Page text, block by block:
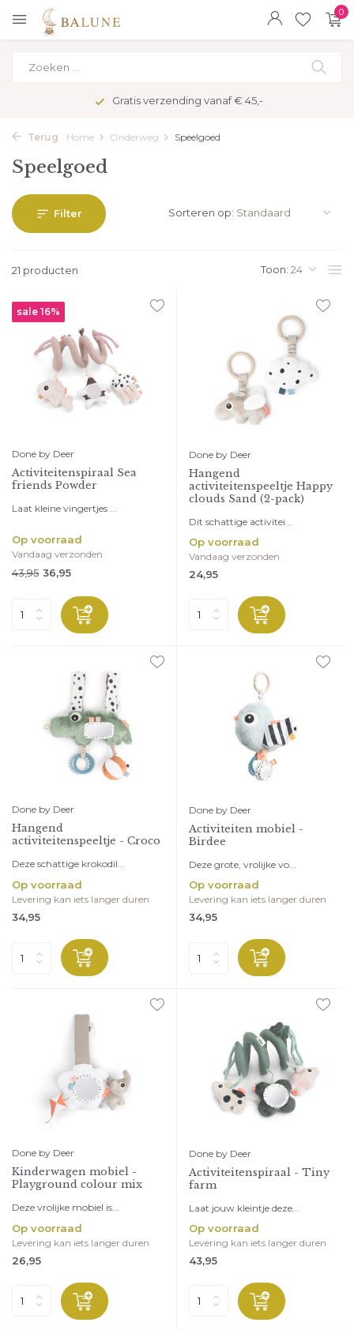
0
Veilig betalen met kopersbescherming
Terug Home Onderweg Speelgoed
Speelgoed
Filter
21 producten Toon:
Sorteren op:
sale 16%
Done by Deer
Activiteitenspiraal Sea
friends Powder
Laat kleine vingertjes ...
Op voorraad
Vandaag verzonden
43,95 36,95
Done by Deer
Hangend
activiteitenspeeltje Happy
clouds Sand (2-pack)
Dit schattige activitei...
Op voorraad
Vandaag verzonden
24,95
Done by Deer
Hangend
activiteitenspeeltje - Croco
Deze schattige krokodil...
Op voorraad
Levering kan iets langer duren
34,95
Done by Deer
Activiteiten mobiel -
Birdee
Deze grote, vrolijke vo...
Op voorraad
Levering kan iets langer duren
34,95
Done by Deer
Kinderwagen mobiel -
Playground colour mix
Deze vrolijke mobiel is...
Op voorraad
Levering kan iets langer duren
26,95
Done by Deer
Activiteitenspiraal - Tiny
farm
Laat jouw kleintje deze...
Op voorraad
Levering kan iets langer duren
43,95